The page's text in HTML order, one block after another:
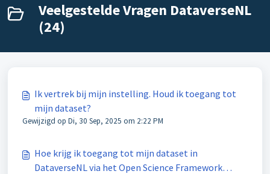
Veelgestelde Vragen DataverseNL
(24)
Ik vertrek bij mijn instelling. Houd ik toegang tot
mijn dataset?
Gewijzigd op Di, 30 Sep, 2025 om 2:22 PM
Hoe krijg ik toegang tot mijn dataset in
DataverseNL via het Open Science Framework